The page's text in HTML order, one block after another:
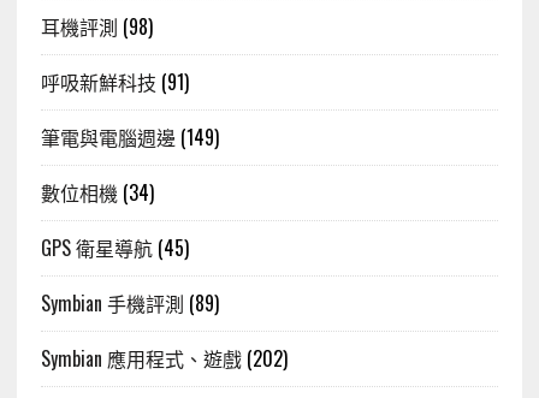
耳機評測 (98)
呼吸新鮮科技 (91)
筆電與電腦週邊 (149)
數位相機(34)
GPS 衛星導航(45)
Symbian 手機評測 (89)
Symbian 應用程式、遊戲(202)